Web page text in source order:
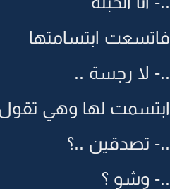
فاتسعت ابتسامتها
..- لا رجسة ..
ابتسمت لها وهي
..- تصدقين ..؟
..- وشو ؟